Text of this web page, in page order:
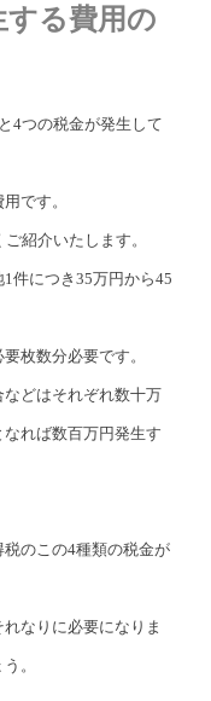
する費用の
4つの税金が発生して
です。
紹介いたします。
件につき35万円から45
枚数分必要です。
どはそれぞれ数十万
れば数百万円発生す
のこの4種類の税金が
なりに必要になりま
。